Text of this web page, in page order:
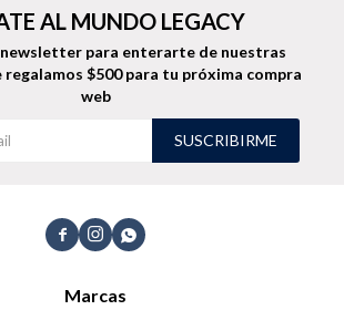
  
Marcas
AL MUNDO LEGACY
para enterarte de nuestras
regalamos $500 para tu próxima compra
web
SUSCRIBIRME